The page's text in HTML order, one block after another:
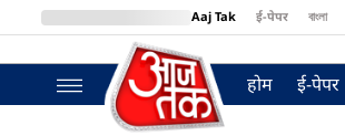
Aaj Tak ई-पेपर বাংলা
BT Bazaar
होम ई-पेपर